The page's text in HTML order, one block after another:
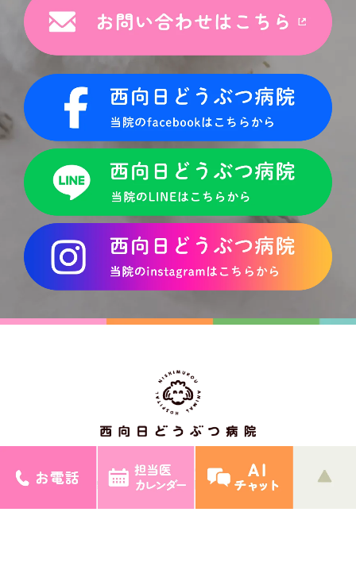
〒617-0006
京都府向日市上植野町下川原28番地の1